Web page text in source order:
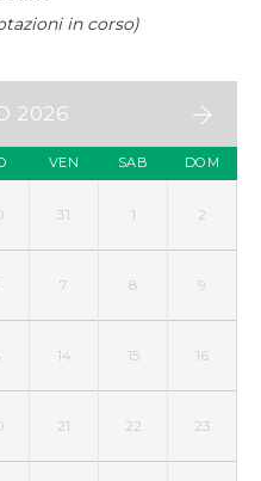
in corso)
2026
VEN SAB DOM
31 1 2
7 8 9
14 15 16
21 22 23